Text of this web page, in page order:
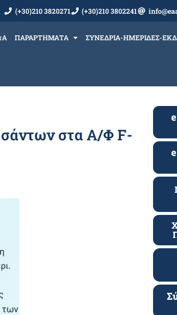
(+30)210 3820271 (+30)210 3802241
ΠΑΡΑΡΤΗΜΑΤΑ ΣΥΝΕΔΡΙΑ-ΗΜΕΡΙΔΕΣ-
στα Α/Φ F-